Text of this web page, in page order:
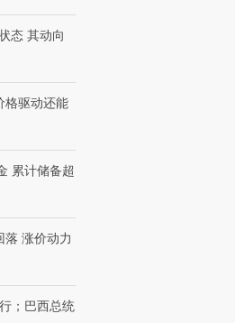
飞地休达
态 其动向
格驱动还能
累计储备超
落 涨价动力
；巴西总统